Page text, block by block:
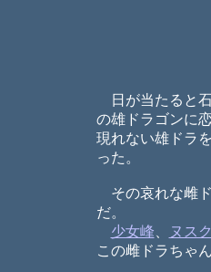
日が当たると
の雄ドラゴンに
現れない雄ドラ
った。
その哀れな雌
だ。
少女峰
ヌス
この雌ドラちゃ